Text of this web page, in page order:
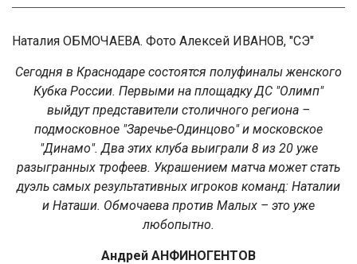
Наталия ОБМОЧАЕВА. Фото Алексей ИВАНОВ, "СЭ"
Сегодня в Краснодаре состоятся полуфиналы женского
Кубка России. Первыми на площадку ДС "Олимп"
выйдут представители столичного региона –
подмосковное "Заречье-Одинцово" и московское
"Динамо". Два этих клуба выиграли 8 из 20 уже
разыгранных трофеев. Украшением матча может стать
дуэль самых результативных игроков команд: Наталии
и Наташи. Обмочаева против Малых – это уже
любопытно.
Андрей АНФИНОГЕНТОВ